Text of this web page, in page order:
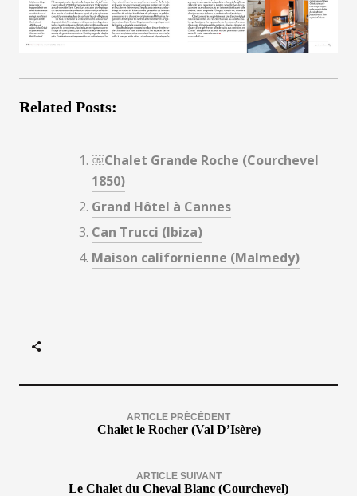
Related Posts:
￼Chalet Grande Roche (Courchevel
1850)
Grand Hôtel à Cannes
Can Trucci (Ibiza)
Maison californienne (Malmedy)
ARTICLE PRÉCÉDENT
Chalet le Rocher (Val D’Isère)
ARTICLE SUIVANT
Le Chalet du Cheval Blanc (Courchevel)